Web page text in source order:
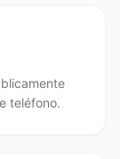
teléfono.